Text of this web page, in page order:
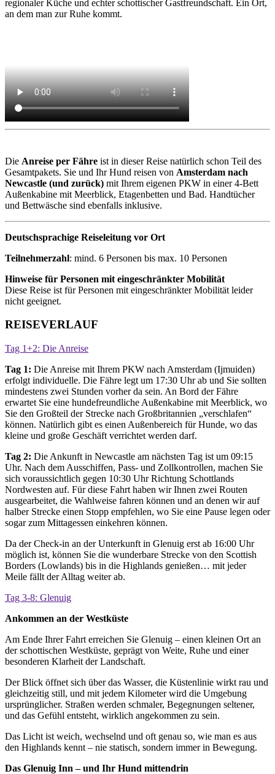
regionaler Küche und echter schottischer Gastfreundschaft. Ein Ort,
an dem man zur Ruhe kommt.
Die Anreise per Fähre ist in dieser Reise natürlich schon Teil des
Gesamtpakets. Sie und Ihr Hund reisen von Amsterdam nach
Newcastle (und zurück) mit Ihrem eigenen PKW in einer 4-Bett
Außenkabine mit Meerblick, Etagenbetten und Bad. Handtücher
und Bettwäsche sind ebenfalls inklusive.
Deutschsprachige Reiseleitung vor Ort
Teilnehmerzahl: mind. 6 Personen bis max. 10 Personen
Hinweise für Personen mit eingeschränkter Mobilität
Diese Reise ist für Personen mit eingeschränkter Mobilität leider
nicht geeignet.
REISEVERLAUF
Tag 1+2: Die Anreise
Tag 1: Die Anreise mit Ihrem PKW nach Amsterdam (Ijmuiden)
erfolgt individuelle. Die Fähre legt um 17:30 Uhr ab und Sie sollten
mindestens zwei Stunden vorher da sein. An Bord der Fähre
erwartet Sie eine hundefreundliche Außenkabine mit Meerblick, wo
Sie den Großteil der Strecke nach Großbritannien „verschlafen“
können. Natürlich gibt es einen Außenbereich für Hunde, wo das
kleine und große Geschäft verrichtet werden darf.
Tag 2: Die Ankunft in Newcastle am nächsten Tag ist um 09:15
Uhr. Nach dem Ausschiffen, Pass- und Zollkontrollen, machen Sie
sich voraussichtlich gegen 10:30 Uhr Richtung Schottlands
Nordwesten auf. Für diese Fahrt haben wir Ihnen zwei Routen
ausgearbeitet, die Wahlweise fahren können und an denen wir auf
halber Strecke einen Stopp empfehlen, wo Sie eine Pause legen oder
sogar zum Mittagessen einkehren können.
Da der Check-in an der Unterkunft in Glenuig erst ab 16:00 Uhr
möglich ist, können Sie die wunderbare Strecke von den Scottish
Borders (Lowlands) bis in die Highlands genießen… mit jeder
Meile fällt der Alltag weiter ab.
Tag 3-8: Glenuig
Ankommen an der Westküste
Am Ende Ihrer Fahrt erreichen Sie Glenuig – einen kleinen Ort an
der schottischen Westküste, geprägt von Weite, Ruhe und einer
besonderen Klarheit der Landschaft.
Der Blick öffnet sich über das Wasser, die Küstenlinie wirkt rau und
gleichzeitig still, und mit jedem Kilometer wird die Umgebung
ursprünglicher. Straßen werden schmaler, Begegnungen seltener,
und das Gefühl entsteht, wirklich angekommen zu sein.
Das Licht ist weich, wechselnd und oft genau so, wie man es aus
den Highlands kennt – nie statisch, sondern immer in Bewegung.
Das Glenuig Inn – und Ihr Hund mittendrin